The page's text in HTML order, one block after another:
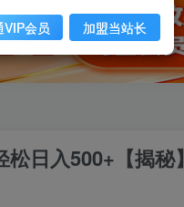
日入500+【揭秘】
VIP会员 加盟当站长